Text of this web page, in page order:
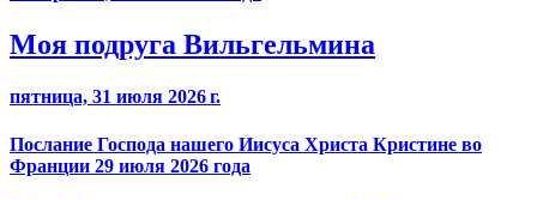
Моя подруга Вильгельмина
пятница, 31 июля 2026 г.
Послание Господа нашего Иисуса Христа Кристине во
Франции 29 июля 2026 года